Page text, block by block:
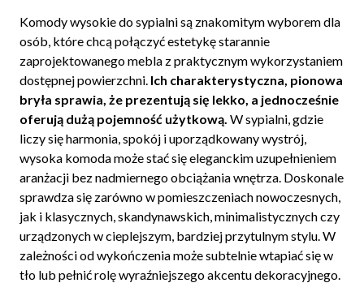
Komody wysokie do sypialni są znakomitym wyborem dla
osób, które chcą połączyć estetykę starannie
zaprojektowanego mebla z praktycznym wykorzystaniem
dostępnej powierzchni. Ich charakterystyczna, pionowa
bryła sprawia, że prezentują się lekko, a jednocześnie
oferują dużą pojemność użytkową. W sypialni, gdzie
liczy się harmonia, spokój i uporządkowany wystrój,
wysoka komoda może stać się eleganckim uzupełnieniem
aranżacji bez nadmiernego obciążania wnętrza. Doskonale
sprawdza się zarówno w pomieszczeniach nowoczesnych,
jak i klasycznych, skandynawskich, minimalistycznych czy
urządzonych w cieplejszym, bardziej przytulnym stylu. W
zależności od wykończenia może subtelnie wtapiać się w
tło lub pełnić rolę wyraźniejszego akcentu dekoracyjnego.